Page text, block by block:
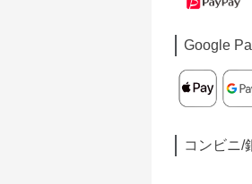
Google
コンビニ/